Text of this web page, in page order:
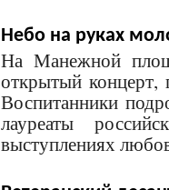
Небо на руках
На Манежной
открытый
Воспитанники
лауреаты
выступлениях